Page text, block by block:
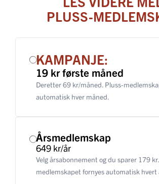
PLUSS-
KAMPANJE:
19 kr første måned
Deretter 69 kr/måned. Pluss-
automatisk hver måned.
Årsmedlemskap
649 kr/år
Velg årsabonnement og du sparer 179
medlemskapet fornyes automatisk hvert